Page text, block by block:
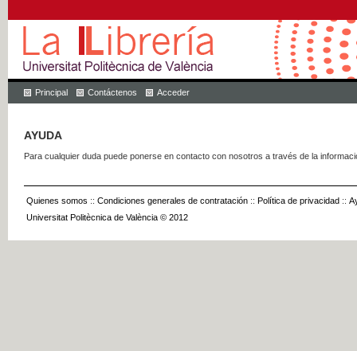
Principal Contáctenos Acceder
AYUDA
Para cualquier duda puede ponerse en contacto con nosotros a través de la
Quienes somos :: Condiciones generales de contratación :: Política de privacidad ::
Universitat Politècnica de València © 2012